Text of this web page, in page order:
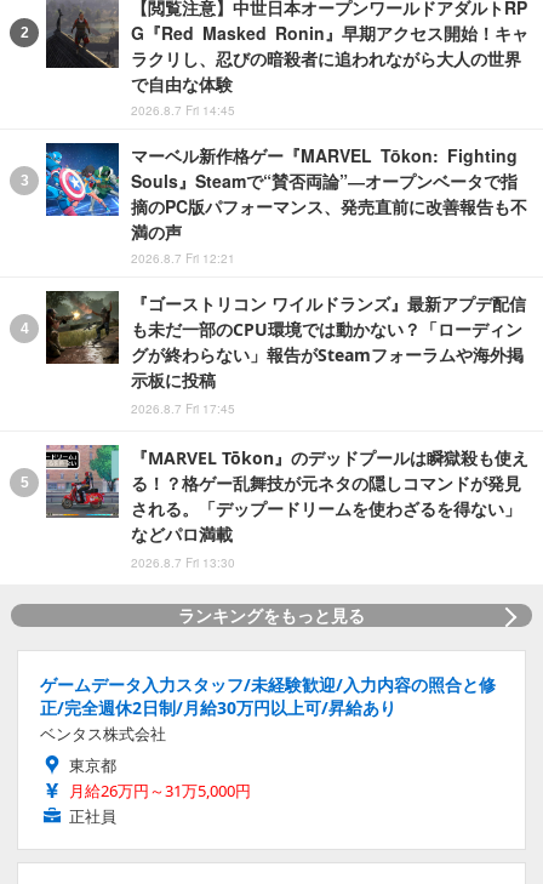
【閲覧注意】中世日本オープンワールドアダルトRP
G『Red Masked Ronin』早期アクセス開始！キャ
ラクリし、忍びの暗殺者に追われながら大人の世界
で自由な体験
2026.8.7 Fri 14:45
マーベル新作格ゲー『MARVEL Tōkon: Fighting
Souls』Steamで“賛否両論”―オープンベータで指
摘のPC版パフォーマンス、発売直前に改善報告も不
満の声
2026.8.7 Fri 12:21
『ゴーストリコン ワイルドランズ』最新アプデ配信
も未だ一部のCPU環境では動かない？「ローディン
グが終わらない」報告がSteamフォーラムや海外掲
示板に投稿
2026.8.7 Fri 17:45
『MARVEL Tōkon』のデッドプールは瞬獄殺も使え
る！？格ゲー乱舞技が元ネタの隠しコマンドが発見
される。「デップードリームを使わざるを得ない」
などパロ満載
2026.8.7 Fri 13:30
ランキングをもっと見る
ゲームデータ入力スタッフ/未経験歓迎/入力内容の照合と修
正/完全週休2日制/月給30万円以上可/昇給あり
ベンタス株式会社
東京都
月給26万円～31万5,000円
正社員